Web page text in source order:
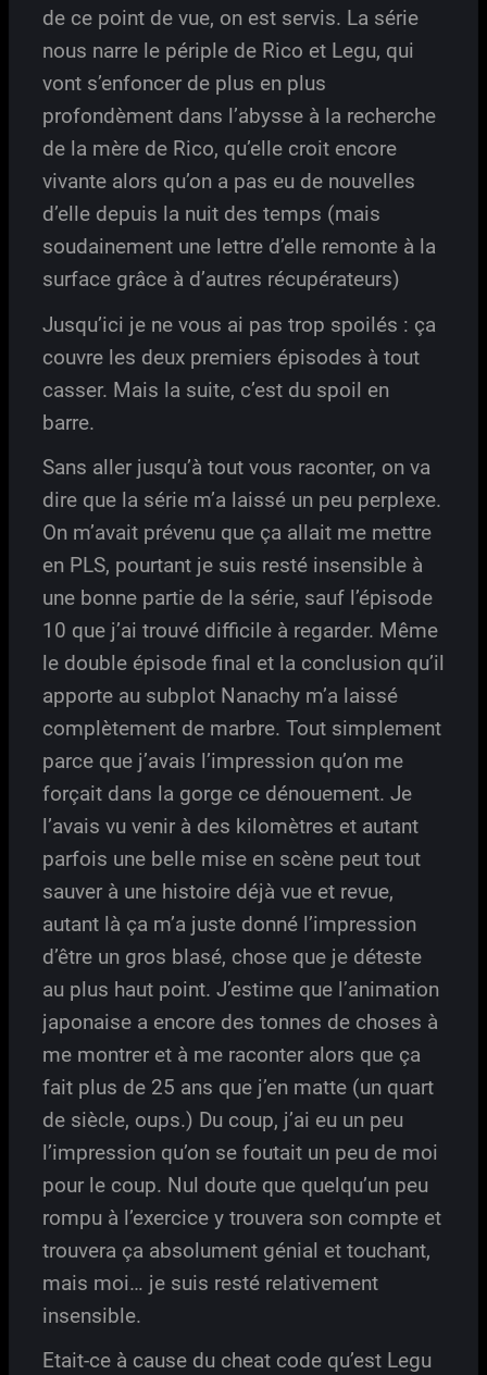
de ce point de vue, on est servis. La série
nous narre le périple de Rico et Legu, qui
vont s’enfoncer de plus en plus
profondèment dans l’abysse à la recherche
de la mère de Rico, qu’elle croit encore
vivante alors qu’on a pas eu de nouvelles
d’elle depuis la nuit des temps (mais
soudainement une lettre d’elle remonte à la
surface grâce à d’autres récupérateurs)
Jusqu’ici je ne vous ai pas trop spoilés : ça
couvre les deux premiers épisodes à tout
casser. Mais la suite, c’est du spoil en
barre.
Sans aller jusqu’à tout vous raconter, on va
dire que la série m’a laissé un peu perplexe.
On m’avait prévenu que ça allait me mettre
en PLS, pourtant je suis resté insensible à
une bonne partie de la série, sauf l’épisode
10 que j’ai trouvé difficile à regarder. Même
le double épisode final et la conclusion qu’il
apporte au subplot Nanachy m’a laissé
complètement de marbre. Tout simplement
parce que j’avais l’impression qu’on me
forçait dans la gorge ce dénouement. Je
l’avais vu venir à des kilomètres et autant
parfois une belle mise en scène peut tout
sauver à une histoire déjà vue et revue,
autant là ça m’a juste donné l’impression
d’être un gros blasé, chose que je déteste
au plus haut point. J’estime que l’animation
japonaise a encore des tonnes de choses à
me montrer et à me raconter alors que ça
fait plus de 25 ans que j’en matte (un quart
de siècle, oups.) Du coup, j’ai eu un peu
l’impression qu’on se foutait un peu de moi
pour le coup. Nul doute que quelqu’un peu
rompu à l’exercice y trouvera son compte et
trouvera ça absolument génial et touchant,
mais moi… je suis resté relativement
insensible.
Etait-ce à cause du cheat code qu’est Legu